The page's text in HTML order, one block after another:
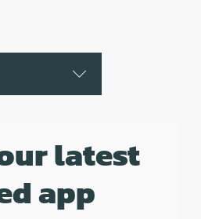
latest
app